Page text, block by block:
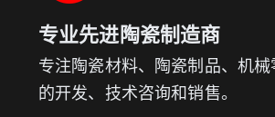
专业先进陶瓷制造商
专注陶瓷材料、陶瓷制品、机械
的开发、技术咨询和销售。